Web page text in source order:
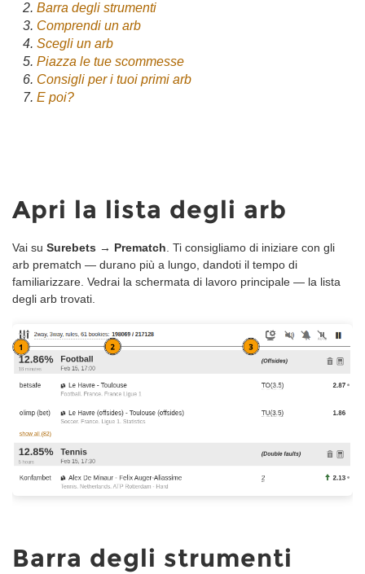
Barra degli strumenti
Comprendi un arb
Scegli un arb
Piazza le tue scommesse
Consigli per i tuoi primi arb
E poi?
Apri la lista degli arb
Vai su Surebets → Prematch . Ti consigliamo di iniziare con gli
arb prematch — durano più a lungo, dandoti il tempo di
familiarizzare. Vedrai la schermata di lavoro principale — la lista
degli arb trovati.
Barra degli strumenti